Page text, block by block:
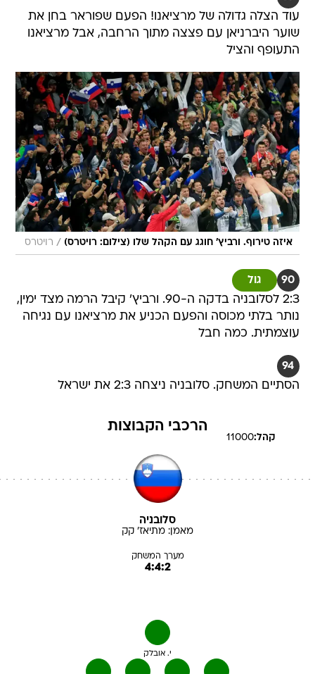
עוד הצלה גדולה של מרציאנו! הפעם שפוראר בחן את
שוער היברניאן עם פצצה מתוך הרחבה, אבל מרציאנו
התעופף והציל
איזה טירוף. ורביץ' חוגג עם הקהל שלו (צילום: רויטרס) / רויטרס
90 גול
2:3 לסלובניה בדקה ה-90. ורביץ' קיבל הרמה מצד ימין,
נותר בלתי מכוסה והפעם הכניע את מרציאנו עם נגיחה
עוצמתית. כמה חבל
94
הסתיים המשחק. סלובניה ניצחה 2:3 את ישראל
הרכבי הקבוצות
קהל:11000
סלובניה
מאמן: מתיאז' קק
מערך המשחק
4:4:2
י. אובלק